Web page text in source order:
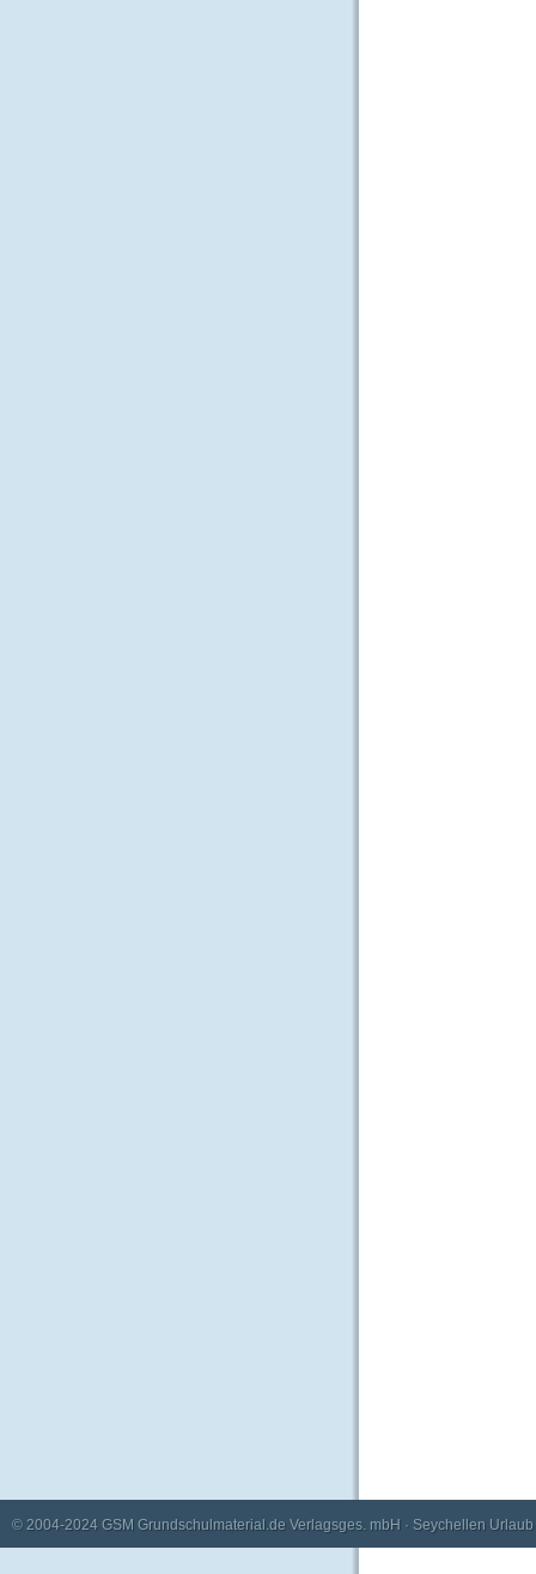
© 2004-2024 GSM Grundschulmaterial.de Verlagsges. mbH · Seychellen Urlaub